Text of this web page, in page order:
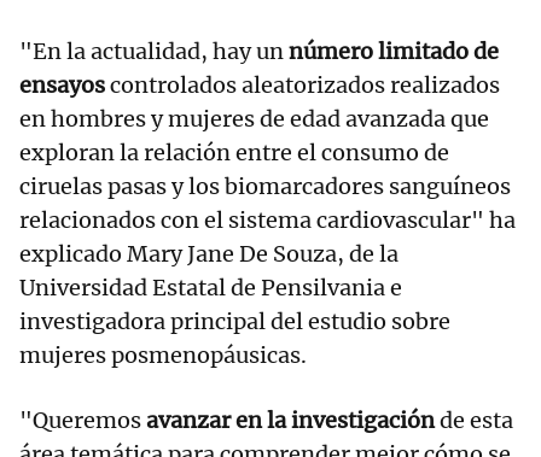
"En la actualidad, hay unnúmero limitado de
ensayoscontrolados aleatorizados realizados
en hombres y mujeres de edad avanzada que
exploran la relación entre el consumo de
ciruelas pasas y los biomarcadores sanguíneos
relacionados con el sistema cardiovascular" ha
explicado Mary Jane De Souza, de la
Universidad Estatal de Pensilvania e
investigadora principal del estudio sobre
mujeres posmenopáusicas.
"Queremosavanzar en la investigaciónde esta